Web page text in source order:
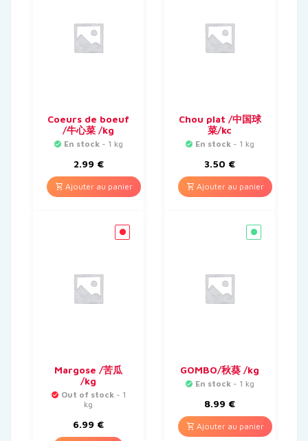
Coeurs de boeuf
/牛心菜 /kg
En stock - 1 kg
2.99 €
Ajouter au panier
Chou plat /中国球
菜/kc
En stock - 1 kg
3.50 €
Ajouter au panier
Margose /苦瓜
/kg
Out of stock- 1
kg
6.99 €
GOMBO/秋葵 /kg
En stock - 1 kg
8.99 €
Ajouter au panier